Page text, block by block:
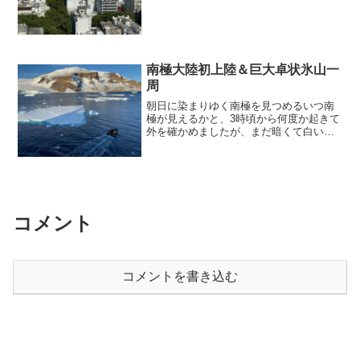
南極大陸初上陸＆巨大卓状氷山一
周
朝日に染まりゆく南極を見つめるいつ南
極が見えるかと、3時頃から何度か起きて
外を確かめましたが、まだ暗くて白いの
コメント
コメントを書き込む